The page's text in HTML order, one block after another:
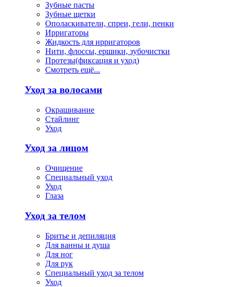
Зубные пасты
Зубные щетки
Ополаскиватели, спреи, гели, пенки
Ирригаторы
Жидкость для ирригаторов
Нити, флоссы, ершики, зубочистки
Протезы(фиксация и уход)
Смотреть ещё...
Уход за волосами
Окрашивание
Стайлинг
Уход
Уход за лицом
Очищение
Специальный уход
Уход
Глаза
Уход за телом
Бритье и депиляция
Для ванны и душа
Для ног
Для рук
Специальный уход за телом
Уход